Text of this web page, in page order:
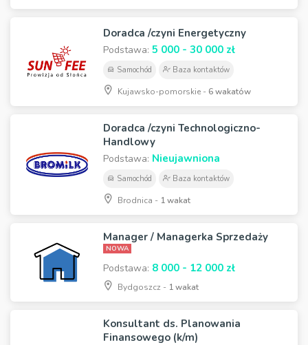
Doradca /czyni Energetyczny
Podstawa: 5 000 - 30 000 zł
Samochód Baza kontaktów
Kujawsko-pomorskie - 6 wakatów
Doradca /czyni Technologiczno-
Handlowy
Podstawa: Nieujawniona
Samochód Baza kontaktów
Brodnica - 1 wakat
Manager / Managerka Sprzedaży
NOWA
Podstawa: 8 000 - 12 000 zł
Bydgoszcz - 1 wakat
Konsultant ds. Planowania
Finansowego (k/m)